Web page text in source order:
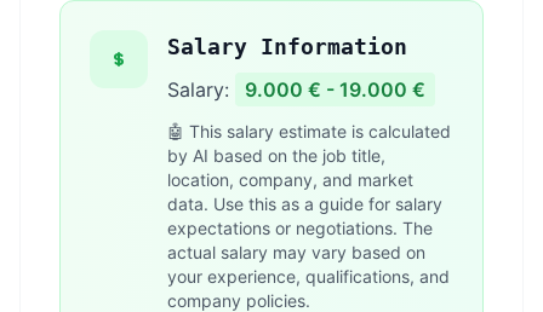
Salary Information
Salary: 9.000 € - 19.000 €
🤖 This salary estimate is calculated
by AI based on the job title,
location, company, and market
data. Use this as a guide for salary
expectations or negotiations. The
actual salary may vary based on
your experience, qualifications, and
company policies.